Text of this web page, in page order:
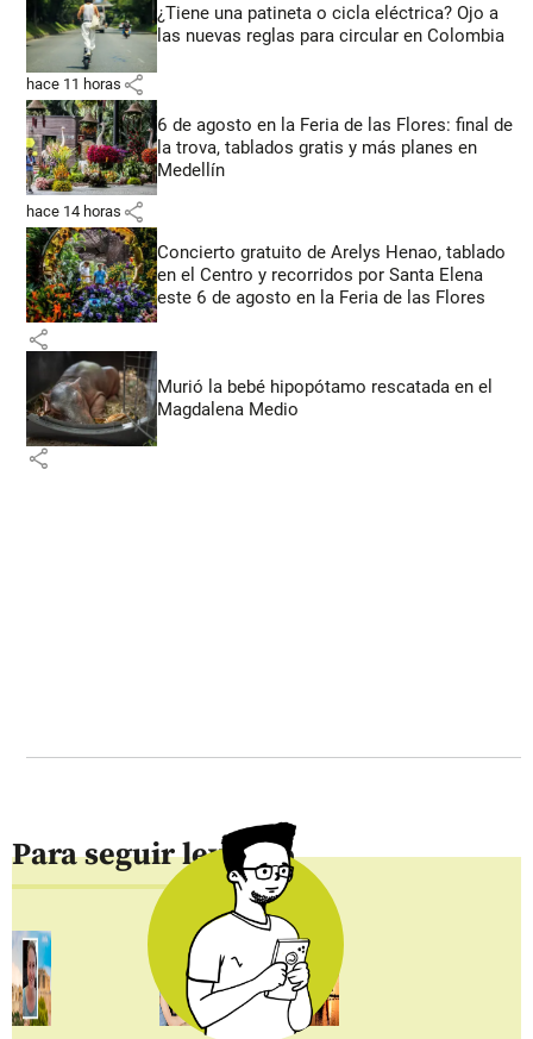
¿Tiene una patineta o cicla eléctrica? Ojo a
las nuevas reglas para circular en Colombia
hace 11 horas share
6 de agosto en la Feria de las Flores: final de
la trova, tablados gratis y más planes en
Medellín
hace 14 horas share
Concierto gratuito de Arelys Henao, tablado
en el Centro y recorridos por Santa Elena
este 6 de agosto en la Feria de las Flores
share
Murió la bebé hipopótamo rescatada en el
Magdalena Medio
share
Para seguir leyendo